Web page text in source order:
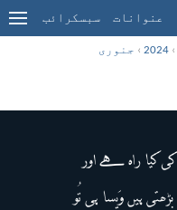
عنوانات سبسکرائب
›
2024
› جنوری